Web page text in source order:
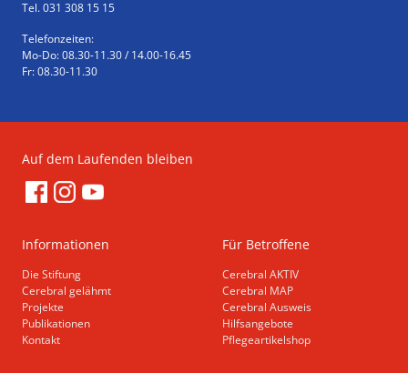
Tel. 031 308 15 15
Telefonzeiten:
Mo-Do: 08.30-11.30 / 14.00-16.45
Fr: 08.30-11.30
Auf dem Laufenden bleiben
Informationen
Die Stiftung
Cerebral gelähmt
Projekte
Publikationen
Kontakt
Für Betroffene
Cerebral AKTIV
Cerebral MAP
Cerebral Ausweis
Hilfsangebote
Pflegeartikelshop